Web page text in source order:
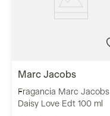
marc jacobs
Fragancia Marc Jacobs
Daisy Love Edt 100 ml